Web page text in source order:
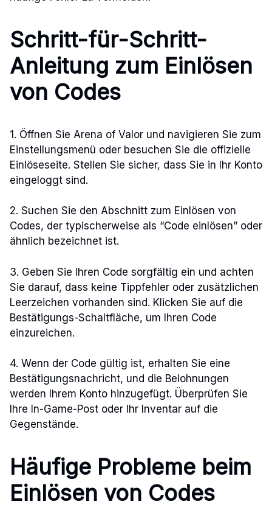
Schritt-für-Schritt-
Anleitung zum Einlösen
von Codes
1. Öffnen Sie Arena of Valor und navigieren Sie zum
Einstellungsmenü oder besuchen Sie die offizielle
Einlöseseite. Stellen Sie sicher, dass Sie in Ihr Konto
eingeloggt sind.
2. Suchen Sie den Abschnitt zum Einlösen von
Codes, der typischerweise als “Code einlösen” oder
ähnlich bezeichnet ist.
3. Geben Sie Ihren Code sorgfältig ein und achten
Sie darauf, dass keine Tippfehler oder zusätzlichen
Leerzeichen vorhanden sind. Klicken Sie auf die
Bestätigungs-Schaltfläche, um Ihren Code
einzureichen.
4. Wenn der Code gültig ist, erhalten Sie eine
Bestätigungsnachricht, und die Belohnungen
werden Ihrem Konto hinzugefügt. Überprüfen Sie
Ihre In-Game-Post oder Ihr Inventar auf die
Gegenstände.
Häufige Probleme beim
Einlösen von Codes